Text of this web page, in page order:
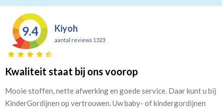
9.4 Kiyoh
aantal reviews 1323
Kwaliteit staat bij ons voorop
Mooie stoffen, nette afwerking en goede service. Daar kunt u bij
KinderGordijnen op vertrouwen. Uw baby- of kindergordijnen